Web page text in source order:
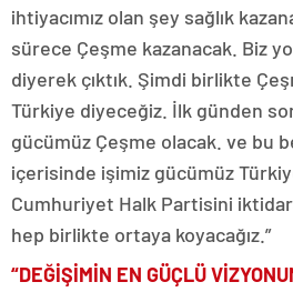
ihtiyacımız olan şey sağlık
sürece Çeşme kazanacak. Biz
diyerek çıktık. Şimdi birlikte
Türkiye diyeceğiz. İlk günden
gücümüz Çeşme olacak. ve bu
içerisinde işimiz gücümüz
Cumhuriyet Halk Partisini
hep birlikte ortaya koyacağız.”
“DEĞİŞİMİN EN GÜÇLÜ